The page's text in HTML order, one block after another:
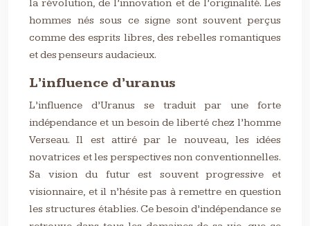
la révolution, de l’innovation et de l’originalité. Les
hommes nés sous ce signe sont souvent perçus
comme des esprits libres, des rebelles romantiques
et des penseurs audacieux.
L’influence d’uranus
L’influence d’Uranus se traduit par une forte
indépendance et un besoin de liberté chez l’homme
Verseau. Il est attiré par le nouveau, les idées
novatrices et les perspectives non conventionnelles.
Sa vision du futur est souvent progressive et
visionnaire, et il n’hésite pas à remettre en question
les structures établies. Ce besoin d’indépendance se